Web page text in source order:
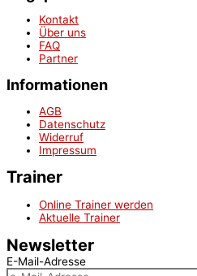
Kontakt
Über uns
FAQ
Partner
Informationen
AGB
Datenschutz
Widerruf
Impressum
Trainer
Online Trainer werden
Aktuelle Trainer
Newsletter
E-Mail-Adresse